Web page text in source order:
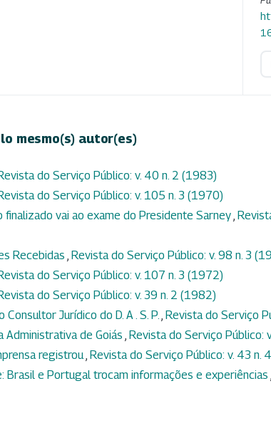
mesmo(s) autor(es)
do Serviço Público: v. 40 n. 2 (1983)
do Serviço Público: v. 105 n. 3 (1970)
vai ao exame do Presidente Sarney
Recebidas Revista do Serviço Público: v. 98 n. 3
do Serviço Público: v. 107 n. 3 (1972)
do Serviço Público: v. 39 n. 2 (1982)
Consultor Jurídico do D. A . S. P. Revista do Serviço
Administrativa de Goiás Revista do Serviço Público:
registrou Revista do Serviço Público: v. 43 n.
Brasil e Portugal trocam informações e experiências